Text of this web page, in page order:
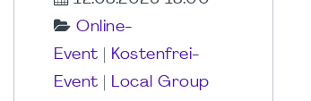
Online-
Event
Kostenfrei-
Event
Local Group